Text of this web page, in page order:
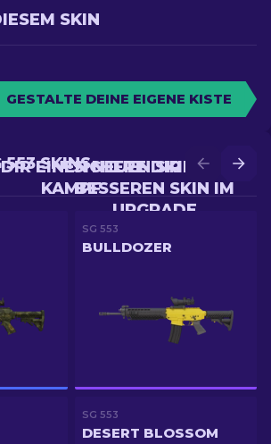
SKIN
GESTALTE DEINE EIGENE KISTE
SICHERE DIR EINEN
BESSEREN SKIN IM
UPGRADE
EINEN NEUEN SKIN IM
KAMPF
553 SKINS
SG 553
BULLDOZER
SG 553
DESERT BLOSSOM